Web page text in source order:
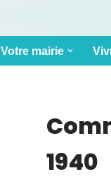
Votre mairie
1940